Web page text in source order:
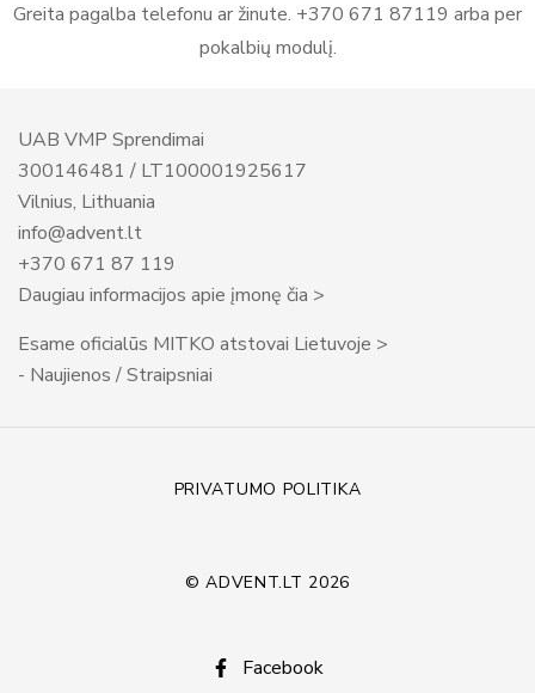
Greita pagalba telefonu ar žinute. +370 671 87119 arba per
pokalbių modulį.
UAB VMP Sprendimai
300146481 / LT100001925617
Vilnius, Lithuania
info@advent.lt
+370 671 87 119
Daugiau informacijos apie įmonę čia >
Esame oficialūs MITKO atstovai Lietuvoje >
- Naujienos / Straipsniai
PRIVATUMO POLITIKA
© ADVENT.LT 2026
Facebook